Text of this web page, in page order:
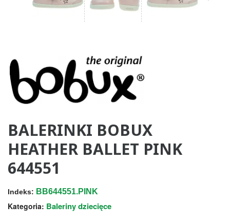
BALERINKI BOBUX
HEATHER BALLET PINK
644551
Indeks: BB644551.PINK
Kategoria: Baleriny dziecięce